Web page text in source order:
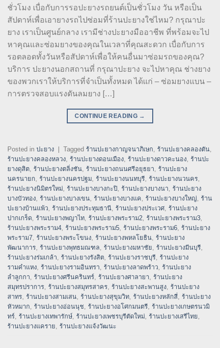
ชั่วโมง เบื่อกับการรอปะยางรถยนต์เป็นชั่วโมง วัน หรือเป็น
สัปดาห์เพื่อเอายางรถไปซ่อมที่ร้านปะยางใช่ไหม? กรุณาปะ
ยาง เราเป็นศูนย์กลาง เรามีช่างปะยางมืออาชีพ ที่พร้อมจะไป
หาคุณและซ่อมยางของคุณในเวลาที่คุณสะดวก เบื่อกับการ
รอตลอดทั้งวันหรือสัปดาห์เพื่อให้คนอื่นมาซ่อมรถของคุณ?
บริการ ปะยางนอกสถานที่ กรุณาปะยาง จะไปหาคุณ ช่างยาง
ของพวกเราให้บริการที่จำเป็นทั้งหมด ได้แก่ – ซ่อมยางแบน –
การตรวจสอบแรงดันลมยาง […]
CONTINUE READING →
Posted in ปะยาง Tagged ร้านปะยางกาญจนาภิเษก, ร้านปะยางคลองตัน,
ร้านปะยางคลองหลวง, ร้านปะยางดอนเมือง, ร้านปะยางดาวคะนอง, ร้านปะ
ยางดุสิต, ร้านปะยางตลิ่งชัน, ร้านปะยางถนนศรีอยุธยา, ร้านปะยาง
นครนายก, ร้านปะยางนครปฐม, ร้านปะยางนนทบุรี, ร้านปะยางนวนคร,
ร้านปะยางนิมิตรใหม่, ร้านปะยางบางกะปิ, ร้านปะยางบางนา, ร้านปะยาง
บางบัวทอง, ร้านปะยางบางเขน, ร้านปะยางบางแค, ร้านปะยางบางใหญ่, ร้าน
ปะยางบ้านแพ้ว, ร้านปะยางประทุมธานี, ร้านปะยางประเวศ, ร้านปะยาง
ปากเกร็ด, ร้านปะยางพญาไท, ร้านปะยางพระราม2, ร้านปะยางพระราม3,
ร้านปะยางพระราม4, ร้านปะยางพระราม5, ร้านปะยางพระราม6, ร้านปะยาง
พระราม7, ร้านปะยางพระโขนง, ร้านปะยางพหลโยธิน, ร้านปะยาง
พัฒนาการ, ร้านปะยางพุทธมณฑล, ร้านปะยางมหาชัย, ร้านปะยางมีนบุรี,
ร้านปะยางร่มเกล้า, ร้านปะยางรังสิต, ร้านปะยางราชบุรี, ร้านปะยาง
รามคำแหง, ร้านปะยางรามอินทรา, ร้านปะยางลาดพร้าว, ร้านปะยาง
ลำลูกกา, ร้านปะยางศรีนครินทร์, ร้านปะยางศาลายา, ร้านปะยาง
สมุทรปราการ, ร้านปะยางสมุทรสาคร, ร้านปะยางสะพานสูง, ร้านปะยาง
สาทร, ร้านปะยางสามเสน, ร้านปะยางสุขุมวิท, ร้านปะยางหลักสี่, ร้านปะยาง
หัวหมาก, ร้านปะยางอ่อนนุช, ร้านปะยางอโศกมนตรี, ร้านปะยางเกษตรนวมิ
ทร์, ร้านปะยางเทพารักษ์, ร้านปะยางเพชรบุรีตัดใหม่, ร้านปะยางเสรีไทย,
ร้านปะยางแคราย, ร้านปะยางแจ้งวัฒนะ